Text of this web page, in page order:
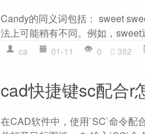
Candy的同义词包括： sweet
法上可能稍有不同。例如，
ca 01-11 0 382
cad快捷键sc配合r
在CAD软件中，使用`SC`命令配